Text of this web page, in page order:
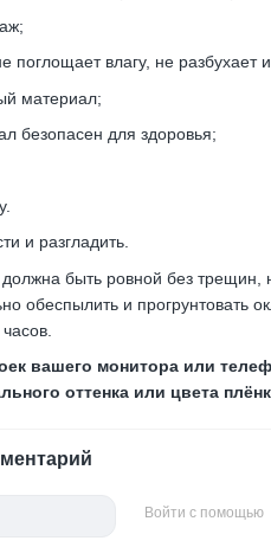
поглощает влагу, не
материал;
безопасен для здоровья;
и разгладить.
быть ровной без трещин,
обеспылить и прогрунтовать
вашего монитора или
оттенка или цвета
Войти с помощью